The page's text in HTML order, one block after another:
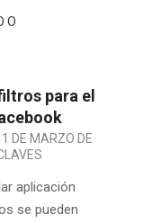
para el
DE MARZO DE
aplicación
se pueden